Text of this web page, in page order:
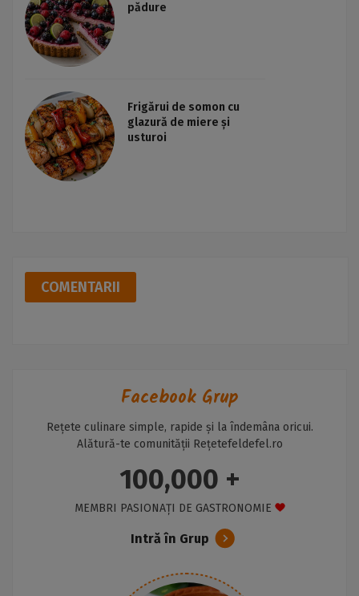
pădure
Frigărui de somon cu
glazură de miere și
usturoi
COMENTARII
Facebook Grup
Rețete culinare simple, rapide și la îndemâna oricui.
Alătură-te comunității Rețetefeldefel.ro
100,000 +
MEMBRI PASIONAȚI DE GASTRONOMIE
Intră în Grup